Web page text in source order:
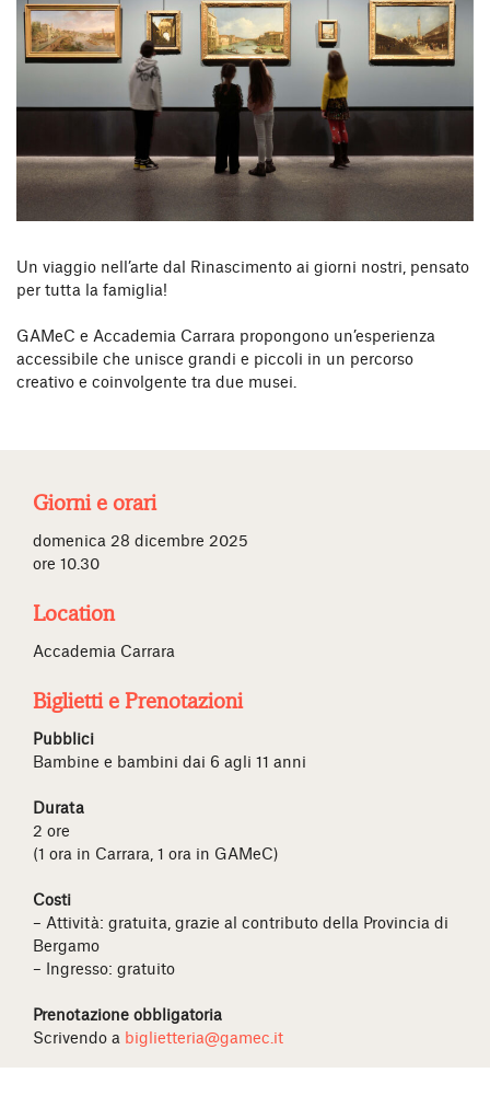
Un viaggio nell’arte dal Rinascimento ai giorni nostri, pensato
per tutta la famiglia!
GAMeC e Accademia Carrara propongono un’esperienza
accessibile che unisce grandi e piccoli in un percorso
creativo e coinvolgente tra due musei.
Giorni e orari
domenica 28 dicembre 2025
ore 10.30
Location
Accademia Carrara
Biglietti e Prenotazioni
Pubblici
Bambine e bambini dai 6 agli 11 anni
Durata
2 ore
(1 ora in Carrara, 1 ora in GAMeC)
Costi
– Attività: gratuita, grazie al contributo della Provincia di
Bergamo
– Ingresso: gratuito
Prenotazione obbligatoria
Scrivendo a biglietteria@gamec.it